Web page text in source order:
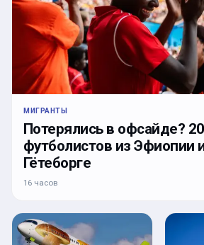
МИГРАНТЫ
Потерялись в офсайде? 20
футболистов из Эфиопии
Гётеборге
16 часов